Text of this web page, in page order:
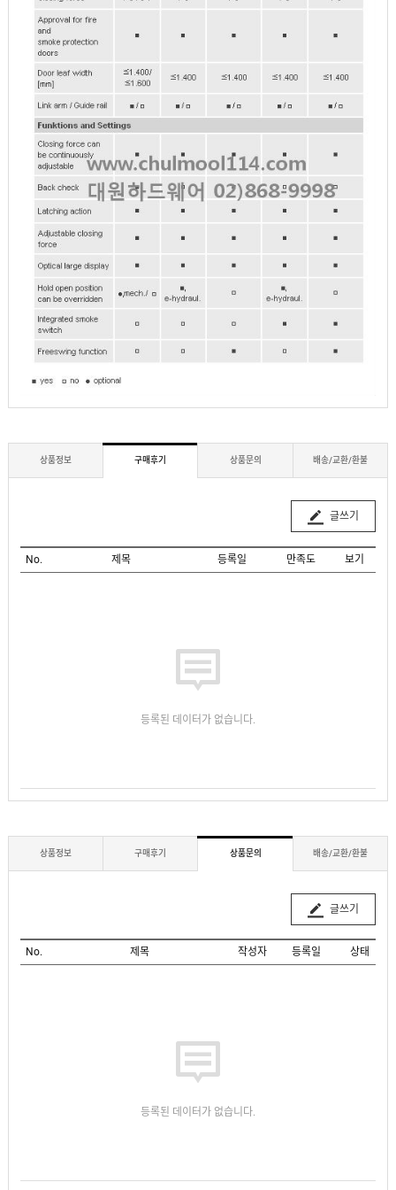
상품정보 구매후기 상품문의 배송/교환/환불
글쓰기
No. 제목 등록일 만족도 보기
등록된 데이터가 없습니다.
상품정보 구매후기 상품문의 배송/교환/환불
글쓰기
No. 제목 작성자 등록일 상태
등록된 데이터가 없습니다.